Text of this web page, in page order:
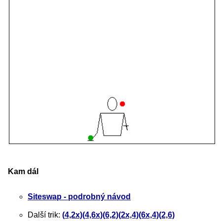
Kam dál
Siteswap - podrobný návod
Další trik: (4,2x)(4,6x)(6,2)(2x,4)(6x,4)(2,6)